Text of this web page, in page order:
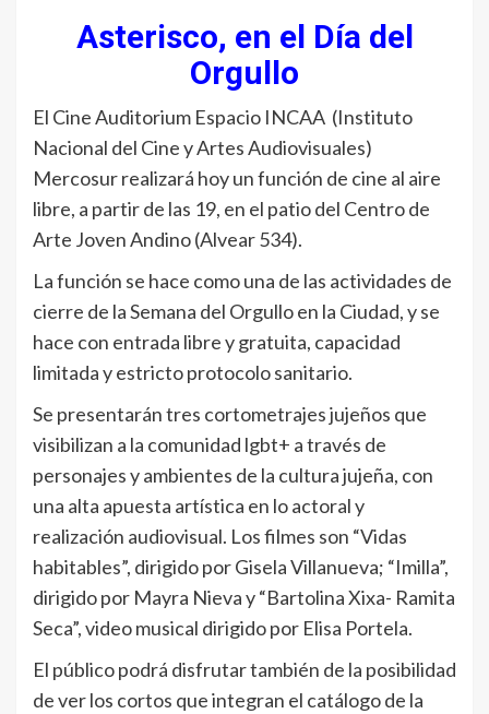
Asterisco, en el Día del
Orgullo
El Cine Auditorium Espacio INCAA (Instituto
Nacional del Cine y Artes Audiovisuales)
Mercosur realizará hoy un función de cine al aire
libre, a partir de las 19, en el patio del Centro de
Arte Joven Andino (Alvear 534).
La función se hace como una de las actividades de
cierre de la Semana del Orgullo en la Ciudad, y se
hace con entrada libre y gratuita, capacidad
limitada y estricto protocolo sanitario.
Se presentarán tres cortometrajes jujeños que
visibilizan a la comunidad lgbt+ a través de
personajes y ambientes de la cultura jujeña, con
una alta apuesta artística en lo actoral y
realización audiovisual. Los filmes son “Vidas
habitables”, dirigido por Gisela Villanueva; “Imilla”,
dirigido por Mayra Nieva y “Bartolina Xixa- Ramita
Seca”, video musical dirigido por Elisa Portela.
El público podrá disfrutar también de la posibilidad
de ver los cortos que integran el catálogo de la